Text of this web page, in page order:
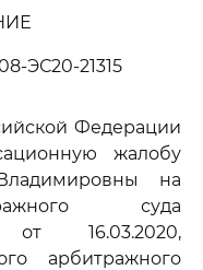
ЭС20-21315
Федерации
жалобу
на
суда
от 16.03.2020,
арбитражного